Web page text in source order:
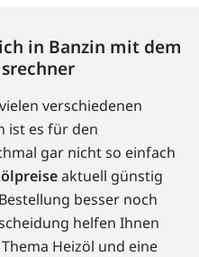
in Banzin mit dem
verschiedenen
ist es für den
gar nicht so einfach
aktuell günstig
besser noch
helfen Ihnen
Heizöl und eine